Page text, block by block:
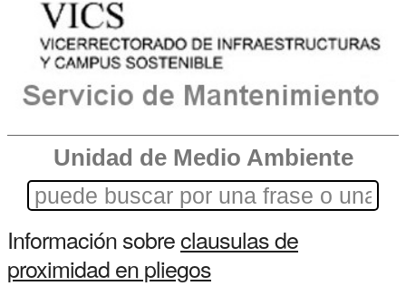
Unidad de Medio Ambiente
Información sobreclausulas de
proximidad en pliegos